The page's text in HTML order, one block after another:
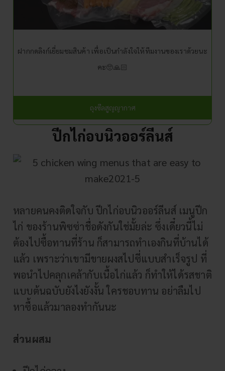
ฝากกดลิงก์เยี่ยมชมสินค้า เพื่อเป็นกำลังใจให้ทีมงานของเราด้วยนะ
คะ🥺🙏🏻
ถุงซีลสูญญากาศ
ปีกไก่อบนิวออร์ลีนส์
หลายคนคงติดใจกับ ปีกไก่อบนิวออร์ลีนส์ เมนูปีก
ไก่ ของร้านพิซซ่าชื่อดังกันใช่มั้ยล่ะ ซึ่งเดี๋ยวนี้ไม่
ต้องไปซื้อทานที่ร้าน ก็สามารถทำเองกินที่บ้านได้
แล้ว เพราะว่าเขามีขายผงสไปซี่แบบสำเร็จรูป ที่
พอนำไปคลุกเคล้ากับเนื้อไก่แล้ว ก็ทำให้ได้รสชาติ
แบบต้นฉบับยังไงยังงั้น ใครชอบทาน อย่าลืมไป
หาซื้อแล้วมาลองทำกันนะ
ส่วนผสม